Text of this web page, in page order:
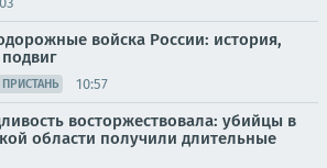
войска России: история,
ПРИСТАНЬ 10:57
восторжествовала: убийцы в
области получили длительные